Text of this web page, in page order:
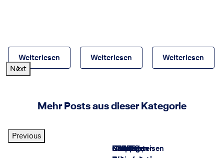
Weiterlesen Weiterlesen
Weiterlesen
Next
Mehr Posts aus dieser Kategorie
Previous
Norwegen
LCC
DIMIDO
Norwegen
Nordlichter
STARS
Namibia,
Galizien-
Gruppenreisen